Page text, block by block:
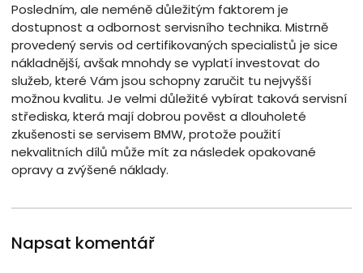
Posledním, ale neméně důležitým faktorem je
dostupnost a odbornost servisního technika. Mistrně
provedený servis od certifikovaných specialistů je sice
nákladnější, avšak mnohdy se vyplatí investovat do
služeb, které Vám jsou schopny zaručit tu nejvyšší
možnou kvalitu. Je velmi důležité vybírat taková servisní
střediska, která mají dobrou pověst a dlouholeté
zkušenosti se servisem BMW, protože použití
nekvalitních dílů může mít za následek opakované
opravy a zvýšené náklady.
Napsat komentář